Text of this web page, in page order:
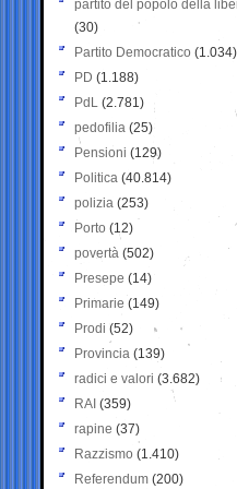
partito del popolo della
(30)
Partito Democratico (1.034)
PD (1.188)
PdL (2.781)
pedofilia (25)
Pensioni (129)
Politica (40.814)
polizia (253)
Porto (12)
povertà (502)
Presepe (14)
Primarie (149)
Prodi (52)
Provincia (139)
radici e valori (3.682)
RAI (359)
rapine (37)
Razzismo (1.410)
Referendum (200)